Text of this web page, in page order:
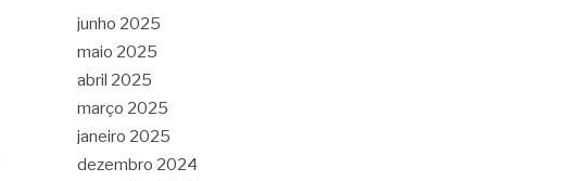
junho 2025
maio 2025
abril 2025
março 2025
janeiro 2025
dezembro 2024